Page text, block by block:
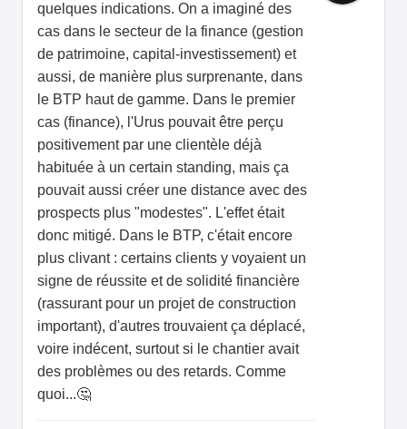
quelques indications. On a imaginé des
cas dans le secteur de la finance (gestion
de patrimoine, capital-investissement) et
aussi, de manière plus surprenante, dans
le BTP haut de gamme. Dans le premier
cas (finance), l'Urus pouvait être perçu
positivement par une clientèle déjà
habituée à un certain standing, mais ça
pouvait aussi créer une distance avec des
prospects plus "modestes". L'effet était
donc mitigé. Dans le BTP, c'était encore
plus clivant : certains clients y voyaient un
signe de réussite et de solidité financière
(rassurant pour un projet de construction
important), d'autres trouvaient ça déplacé,
voire indécent, surtout si le chantier avait
des problèmes ou des retards. Comme
quoi...🤔